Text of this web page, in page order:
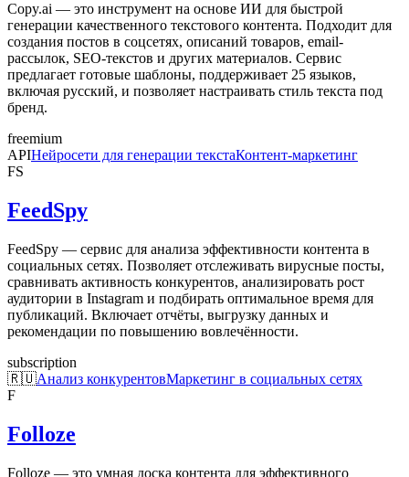
Copy.ai — это инструмент на основе ИИ для быстрой
генерации качественного текстового контента. Подходит для
создания постов в соцсетях, описаний товаров, email-
рассылок, SEO-текстов и других материалов. Сервис
предлагает готовые шаблоны, поддерживает 25 языков,
включая русский, и позволяет настраивать стиль текста под
бренд.
freemium
APIНейросети для генерации текстаКонтент-маркетинг
FS
FeedSpy
FeedSpy — сервис для анализа эффективности контента в
социальных сетях. Позволяет отслеживать вирусные посты,
сравнивать активность конкурентов, анализировать рост
аудитории в Instagram и подбирать оптимальное время для
публикаций. Включает отчёты, выгрузку данных и
рекомендации по повышению вовлечённости.
subscription
🇷🇺Анализ конкурентовМаркетинг в социальных сетях
F
Folloze
Folloze — это умная доска контента для эффективного